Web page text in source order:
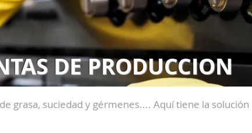
DE PRODUCCION
grasa, suciedad y gérmenes.... Aquí tiene la solución